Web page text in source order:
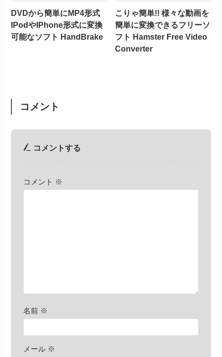
DVDから簡単にMP4形式
IPodやIPhone形式に変換
可能なソフト HandBrake
こりゃ簡単!! 様々な動画を
簡単に変換できるフリーソ
フト Hamster Free Video
Converter
コメント
コメントする
コメント ※
名前 ※
メール ※